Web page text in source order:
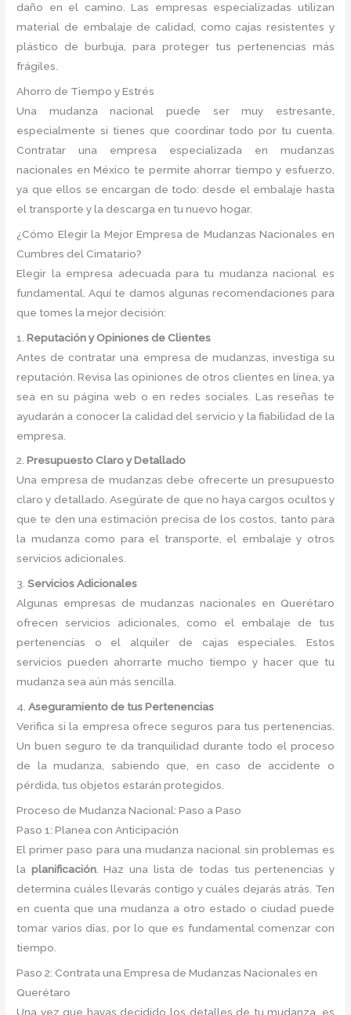
daño en el camino. Las empresas especializadas utilizan
material de embalaje de calidad, como cajas resistentes y
plástico de burbuja, para proteger tus pertenencias más
frágiles.
Ahorro de Tiempo y Estrés
Una mudanza nacional puede ser muy estresante,
especialmente si tienes que coordinar todo por tu cuenta.
Contratar una empresa especializada en mudanzas
nacionales en México te permite ahorrar tiempo y esfuerzo,
ya que ellos se encargan de todo: desde el embalaje hasta
el transporte y la descarga en tu nuevo hogar.
¿Cómo Elegir la Mejor Empresa de Mudanzas Nacionales en
Cumbres del Cimatario?
Elegir la empresa adecuada para tu mudanza nacional es
fundamental. Aquí te damos algunas recomendaciones para
que tomes la mejor decisión:
1.Reputación y Opiniones de Clientes
Antes de contratar una empresa de mudanzas, investiga su
reputación. Revisa las opiniones de otros clientes en línea, ya
sea en su página web o en redes sociales. Las reseñas te
ayudarán a conocer la calidad del servicio y la fiabilidad de la
empresa.
2.Presupuesto Claro y Detallado
Una empresa de mudanzas debe ofrecerte un presupuesto
claro y detallado. Asegúrate de que no haya cargos ocultos y
que te den una estimación precisa de los costos, tanto para
la mudanza como para el transporte, el embalaje y otros
servicios adicionales.
3.Servicios Adicionales
Algunas empresas de mudanzas nacionales en Querétaro
ofrecen servicios adicionales, como el embalaje de tus
pertenencias o el alquiler de cajas especiales. Estos
servicios pueden ahorrarte mucho tiempo y hacer que tu
mudanza sea aún más sencilla.
4.Aseguramiento de tus Pertenencias
Verifica si la empresa ofrece seguros para tus pertenencias.
Un buen seguro te da tranquilidad durante todo el proceso
de la mudanza, sabiendo que, en caso de accidente o
pérdida, tus objetos estarán protegidos.
Proceso de Mudanza Nacional: Paso a Paso
Paso 1: Planea con Anticipación
El primer paso para una mudanza nacional sin problemas es
la planificación. Haz una lista de todas tus pertenencias y
determina cuáles llevarás contigo y cuáles dejarás atrás. Ten
en cuenta que una mudanza a otro estado o ciudad puede
tomar varios días, por lo que es fundamental comenzar con
tiempo.
Paso 2: Contrata una Empresa de Mudanzas Nacionales en
Querétaro
Una vez que hayas decidido los detalles de tu mudanza, es